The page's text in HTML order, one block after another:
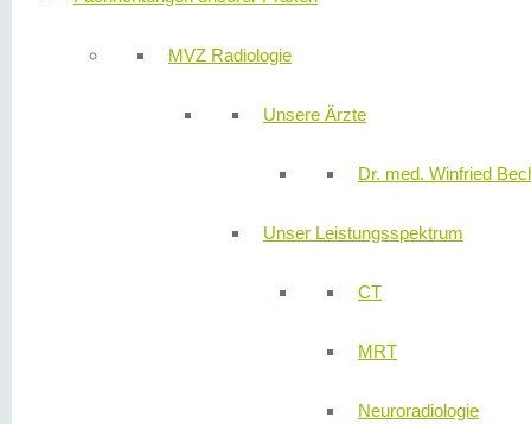
MVZ Radiologie
Unsere Ärzte
Dr. med. Winfried
Unser Leistungsspektrum
CT
MRT
Neuroradiologie